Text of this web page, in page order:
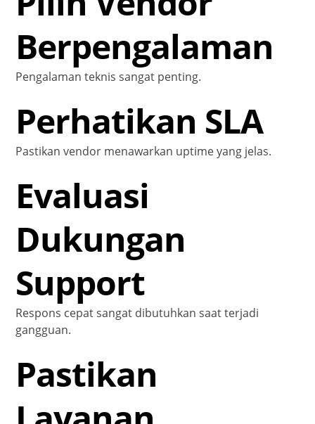
Berpengalaman
Pengalaman teknis sangat penting.
Perhatikan SLA
Pastikan vendor menawarkan uptime yang jelas.
Evaluasi
Dukungan
Support
Respons cepat sangat dibutuhkan saat terjadi
gangguan.
Pastikan